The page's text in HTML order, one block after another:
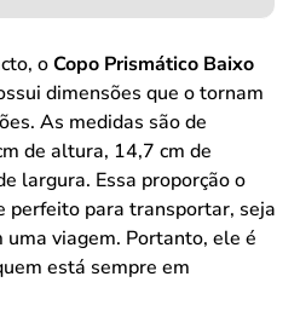
oCopo Prismático Baixo
dimensões que o tornam
As medidas são de
de altura, 14,7 cm de
largura. Essa proporção o
perfeito para transportar, seja
viagem. Portanto, ele é
está sempre em